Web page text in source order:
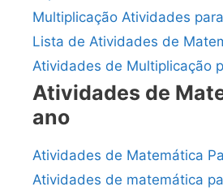
Multiplicação Atividades
Lista de Atividades de
Atividades de Multiplicação
Atividades de
ano
Atividades de Matemática
Atividades de matemática